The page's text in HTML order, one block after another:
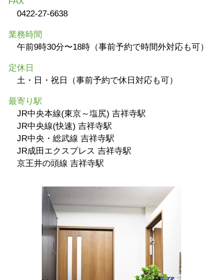
0422-27-6638
業務時間
午前9時30分〜18時（事前予約で時間外対応も可）
定休日
土・日・祝日（事前予約で休日対応も可）
最寄り駅
JR中央本線(東京～塩尻) 吉祥寺駅
JR中央線(快速) 吉祥寺駅
JR中央・総武線 吉祥寺駅
JR成田エクスプレス 吉祥寺駅
京王井の頭線 吉祥寺駅